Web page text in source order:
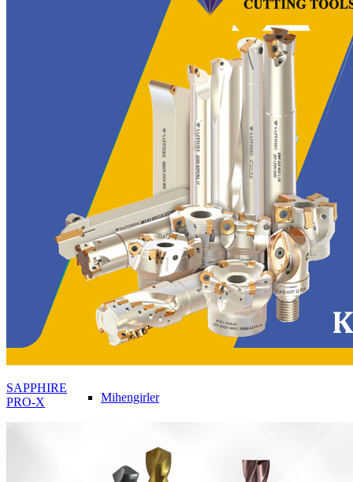
Matkaplar
Sapphire Carbide
Silindirik
Tek Kanallı
Demir Dışı Malzemeler İçin
Taş Düzeltme Elması
Insize
Mihengirler
SAPPHIRE
PRO-X